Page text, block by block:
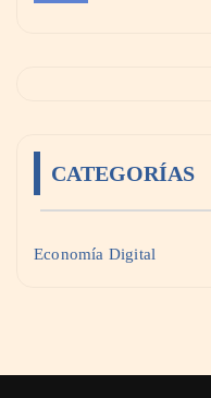
CATEGORÍAS
Economía Digital